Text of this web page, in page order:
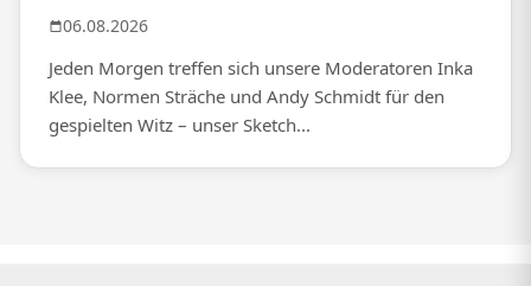
06.08.2026
Jeden Morgen treffen sich unsere Moderatoren Inka
Klee, Normen Sträche und Andy Schmidt für den
gespielten Witz – unser Sketch...